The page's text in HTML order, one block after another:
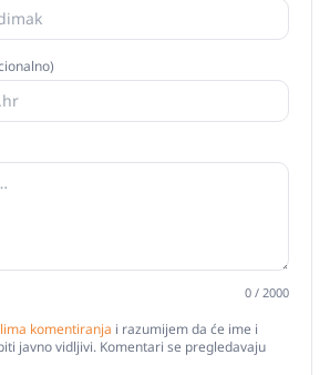
0 / 2000
komentiranja i razumijem da će ime i
javno vidljivi. Komentari se pregledavaju